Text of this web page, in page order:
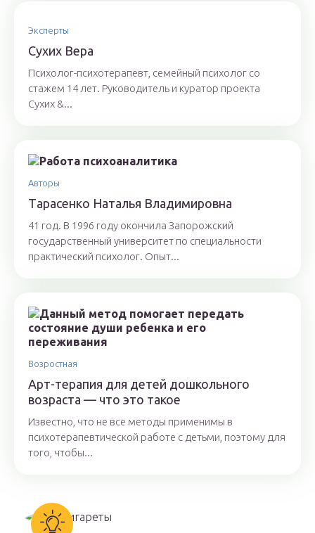
Эксперты
Сyхих Вeрa
Психолог-психотерапевт, семейный психолог со
стажем 14 лет. Руководитель и куратор проекта
Сухих &...
Авторы
Тaрaсенкo Нaтaлья Влaдимирoвнa
41 год. В 1996 году окончила Запорожский
государственный университет по специальности
практический психолог. Опыт...
Возростная
Арт-терапия для детей дошкольного
возраста — что это такое
Известно, что не все методы применимы в
психотерапевтической работе с детьми, поэтому для
того, чтобы...